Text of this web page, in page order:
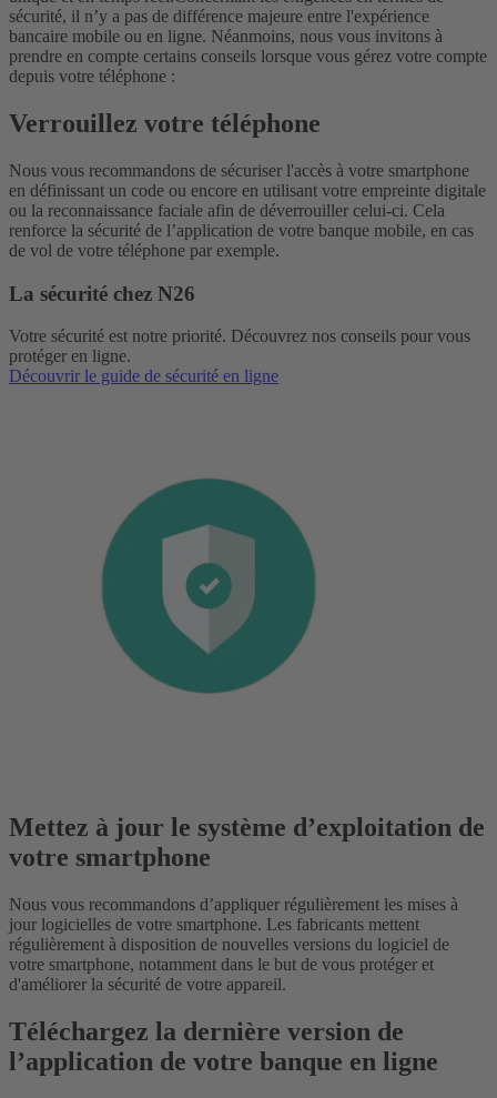
sécurité, il n’y a pas de différence majeure entre l'expérience
bancaire mobile ou en ligne. Néanmoins, nous vous invitons à
prendre en compte certains conseils lorsque vous gérez votre compte
depuis votre téléphone :
Verrouillez votre téléphone
Nous vous recommandons de sécuriser l'accès à votre smartphone
en définissant un code ou encore en utilisant votre empreinte digitale
ou la reconnaissance faciale afin de déverrouiller celui-ci. Cela
renforce la sécurité de l’application de votre banque mobile, en cas
de vol de votre téléphone par exemple.
La sécurité chez N26
Votre sécurité est notre priorité. Découvrez nos conseils pour vous
protéger en ligne.
Découvrir le guide de sécurité en ligne
Mettez à jour le système d’exploitation de
votre smartphone
Nous vous recommandons d’appliquer régulièrement les mises à
jour logicielles de votre smartphone. Les fabricants mettent
régulièrement à disposition de nouvelles versions du logiciel de
votre smartphone, notamment dans le but de vous protéger et
d'améliorer la sécurité de votre appareil.
Téléchargez la dernière version de
l’application de votre banque en ligne